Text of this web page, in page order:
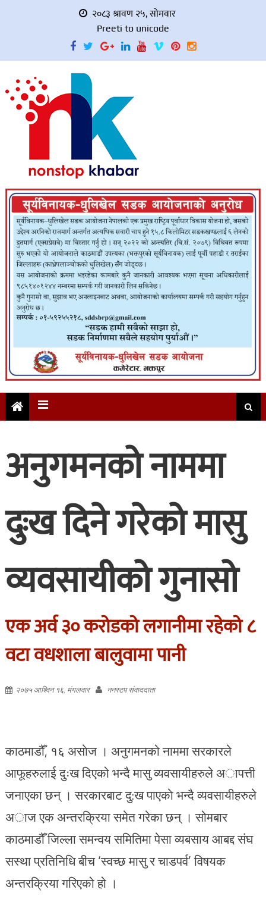
२०८३ श्रावण २५, सोमवार
Preeti to unicode
अनुगमनको नाममा
दुःख दिने गरेको मासु
व्यवसायीको गुनासो
एक अर्व ३० करोडको लगानीमा रहेको ८
वटा वधशाला बालुवामा पानी
२०७५ आश्विन १६, मंगलवार ननस्टप संवाददाता
काठमाडौँ, १६ असाेज । अनुगमनको नाममा सरकारले
आफूहरुलाई दुःख दिएको भन्दै मासु व्यवसायीहरुले अापत्ती
जनाएका छन् । सरकारबाट दु:ख पाएकाे भन्दै व्यवसायीहरुले
अाज एक अन्तरक्रिया समेत गरेका छन् । सोमबार
काठमाडौँ जिल्ला समन्वय समितिमा पेसा व्यबसाय आबद्द संघ
सस्था प्रतिनिधि बीच ‘स्वच्छ मासु र चाडपर्व’ विषयक
अन्तरक्रिया गरिएको हो ।